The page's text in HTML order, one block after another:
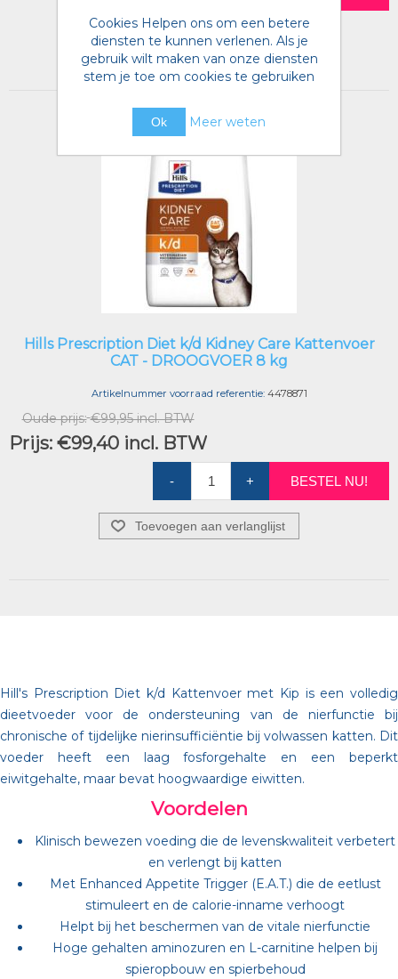
Toevoegen aan verlanglijst
Hills Prescription Diet k/d Kidney Care Kattenvoer
CAT - DROOGVOER 8 kg
Artikelnummer voorraad referentie: 4478871
Oude prijs: €99,95 incl. BTW
Prijs: €99,40 incl. BTW
- + BESTEL NU!
Toevoegen aan verlanglijst
Hill's Prescription Diet k/d Kattenvoer met Kip is een volledig
dieetvoeder voor de ondersteuning van de nierfunctie bij
chronische of tijdelijke nierinsufficiëntie bij volwassen katten. Dit
voeder heeft een laag fosforgehalte en een beperkt
eiwitgehalte, maar bevat hoogwaardige eiwitten.
Voordelen
Klinisch bewezen voeding die de levenskwaliteit verbetert
en verlengt bij katten
Met Enhanced Appetite Trigger (E.A.T.) die de eetlust
stimuleert en de calorie-inname verhoogt
Helpt bij het beschermen van de vitale nierfunctie
Hoge gehalten aminozuren en L-carnitine helpen bij
spieropbouw en spierbehoud
Cookies Helpen ons om een betere
diensten te kunnen verlenen. Als je
gebruik wilt maken van onze diensten
stem je toe om cookies te gebruiken
Ok Meer weten